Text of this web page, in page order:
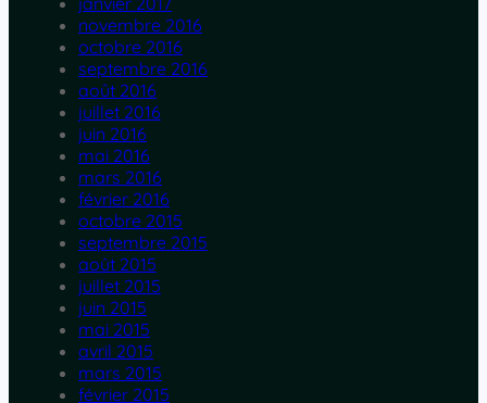
novembre 2016
octobre 2016
septembre 2016
août 2016
juillet 2016
juin 2016
mai 2016
mars 2016
février 2016
octobre 2015
septembre 2015
août 2015
juillet 2015
juin 2015
mai 2015
avril 2015
mars 2015
février 2015